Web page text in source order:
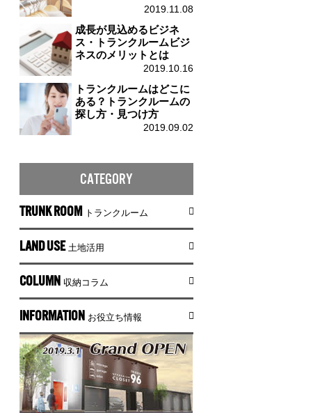
2019.11.08
成長が見込めるビジネ
ス・トランクルームビジ
ネスのメリットとは
2019.10.16
トランクルームはどこに
ある？トランクルームの
探し方・見つけ方
2019.09.02
CATEGORY
TRUNK ROOM トランクルーム
LAND USE 土地活用
COLUMN 収納コラム
INFORMATION お役立ち情報